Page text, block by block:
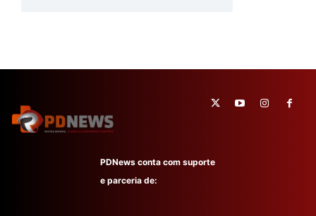
PDNews conta com suporte
e parceria de: